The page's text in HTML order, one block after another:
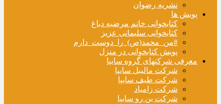
نشریه رضوان
پویش ها
کتابخوانی خانم مرضیه دباغ
کتابخوانی سلیمانی عزیز
#من_محمد(ص)_را_دوست_دارم
پویش کتابخوانی در منزل
معرفی شرکتهای گروه سایپا
شرکت مالیبل سایپا
شرکت طیف سایپا
شرکت زامیاد
شرکت بن رو سایپا